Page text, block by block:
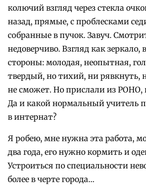
колючий взгляд через стекла
назад, прямые, с проблесками
собранные в пучок. Завуч.
недоверчиво. Взгляд как зеркало,
стороны: молодая, неопытная,
твердый, но тихий, ни рявкнуть,
не сможет. Но прислали из РОНО,
Да и какой нормальный учитель
в интернат?
Я робею, мне нужна эта работа,
два года, его нужно кормить и
Устроиться по специальности
более в черте города…